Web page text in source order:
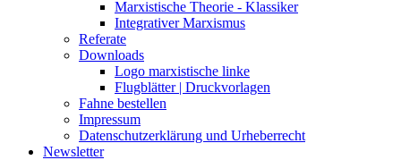
Marxistische Theorie - Klassiker
Integrativer Marxismus
Referate
Downloads
Logo marxistische linke
Flugblätter | Druckvorlagen
Fahne bestellen
Impressum
Datenschutzerklärung und Urheberrecht
Newsletter